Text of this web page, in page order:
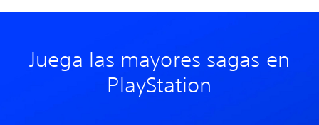
Juega las mayores sagas en
PlayStation